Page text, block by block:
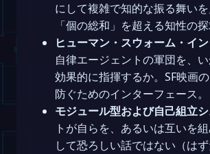
にして複雑で知的な振る舞いを
「個の総和」を超える知性の探
ヒューマン・スウォーム・イ
自律エージェントの軍団を、
効果的に指揮するか。SF映画
防ぐためのインターフェース。
モジュール型および自己組立
トが自らを、あるいは互いを
して恐ろしい話ではない（はず